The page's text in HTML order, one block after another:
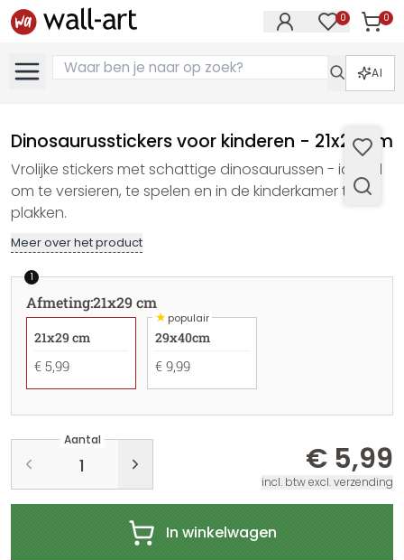
0 0
AI
Dinosaurusstickers voor kinderen - 21x29 cm
Vrolijke stickers met schattige dinosaurussen - ideaal
om te versieren, te spelen en in de kinderkamer te
plakken.
Meer over het product
1
Afmeting:21x29 cm
21x29 cm
€ 5,99
★populair
29x40cm
€ 9,99
Aantal
€ 5,99
incl. btw excl. verzending
In winkelwagen